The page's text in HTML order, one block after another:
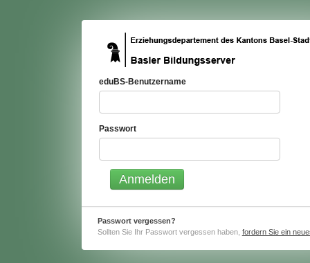
eduBS-Benutzername
Passwort
Passwort vergessen?
Sollten Sie Ihr Passwort vergessen haben, fordern Sie ein